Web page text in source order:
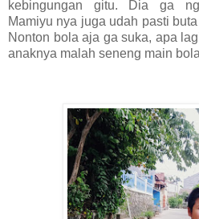
kebingungan gitu. Dia ga
Mamiyu nya juga udah pasti
Nonton bola aja ga suka, apa
anaknya malah seneng main